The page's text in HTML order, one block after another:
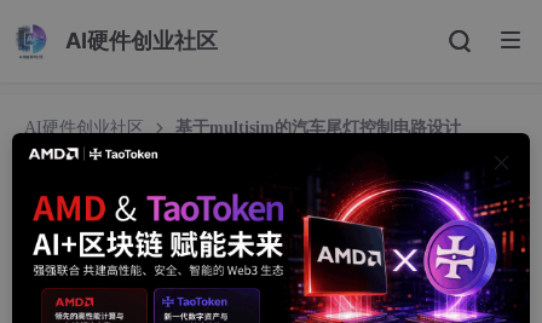
AI硬件创业社区
AI硬件创业社区 基于multisim的汽车尾灯控制电路设计
基于multisim的汽车尾灯控制电路设计
电子设计爱好者
206人浏览 · 2026-06-08 21:01:36